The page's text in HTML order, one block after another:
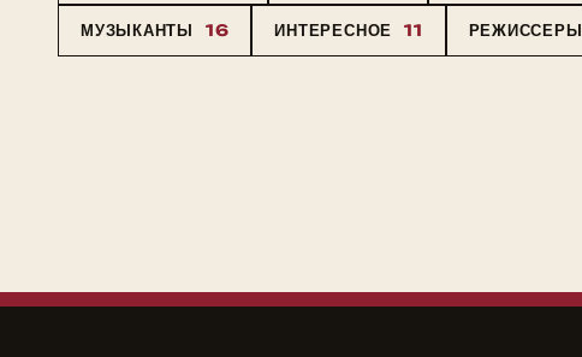
МУЗЫКАНТЫ 16 ИНТЕРЕСНОЕ 11 РЕЖИССЕРЫ